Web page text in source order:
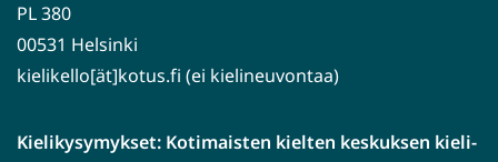
PL 380
00531 Helsinki
kielikello[ät]kotus.fi (ei kielineuvontaa)
Kielikysymykset: Kotimaisten kielten keskuksen kieli-